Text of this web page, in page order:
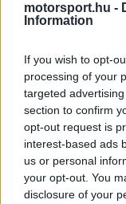
motorsport.hu -
Information
If you wish to opt-
processing of your
targeted
section to confirm
opt-out request is
interest-based ads
us or personal
your opt-out. You
disclosure of your
felépülését” –
This
is
a
modal
The media
the server or